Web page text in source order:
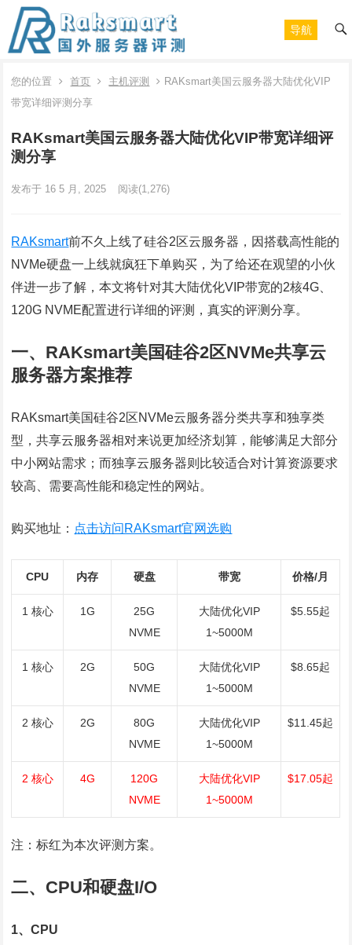
导航
您的位置 首页 主机评测
RAKsmart美国云服务器大陆优化VIP
带宽详细评测分享
RAKsmart美国云服务器大陆优化VIP带宽详细评
测分享
发布于 16 5 月, 2025 阅读(1,276)
RAKsmart前不久上线了硅谷2区云服务器，因搭载高性能的
NVMe硬盘一上线就疯狂下单购买，为了给还在观望的小伙
伴进一步了解，本文将针对其大陆优化VIP带宽的2核4G、
120G NVME配置进行详细的评测，真实的评测分享。
一、RAKsmart美国硅谷2区NVMe共享云
服务器方案推荐
RAKsmart美国硅谷2区NVMe云服务器分类共享和独享类
型，共享云服务器相对来说更加经济划算，能够满足大部分
中小网站需求；而独享云服务器则比较适合对计算资源要求
较高、需要高性能和稳定性的网站‌。
购买地址： 点击访问RAKsmart官网选购
CPU 内存 硬盘 带宽 价格/月
1 核心 1G
25G
NVME
大陆优化VIP
1~5000M
$5.55起
1 核心 2G
50G
NVME
大陆优化VIP
1~5000M
$8.65起
2 核心 2G
80G
NVME
大陆优化VIP
1~5000M
$11.45起
2 核心 4G
120G
NVME
大陆优化VIP
1~5000M
$17.05起
注：标红为本次评测方案。
二、CPU和硬盘I/O
1、CPU